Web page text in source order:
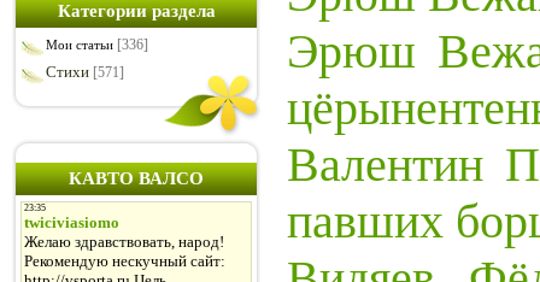
Категории раздела
Мои статьи [336]
Стихи [571]
КАВТО ВАЛСО
Эрюш
Валентин
павших